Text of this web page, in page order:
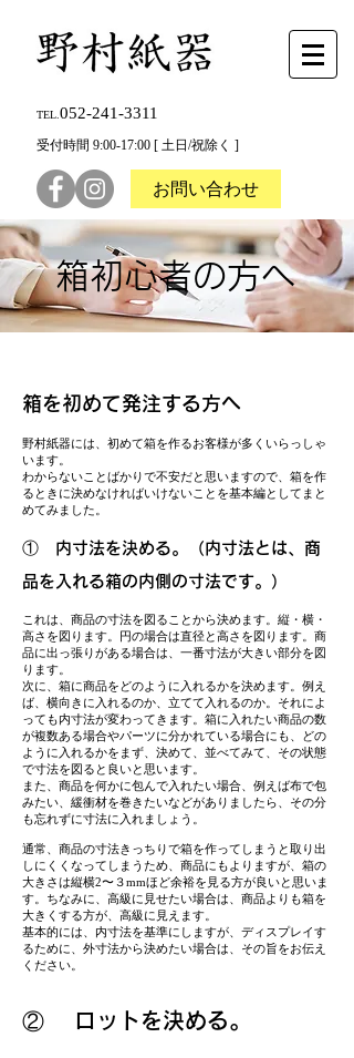
TEL. 052-241-3311
受付時間 9:00-17:00 [ 土日/祝除く ]
お問い合わせ
箱初心者の方へ
箱を初めて発注する方へ
野村紙器には、初めて箱を作るお客様が多くいらっしゃ
います。
わからないことばかりで不安だと思いますので、箱を作
るときに決めなければいけないことを基本編としてまと
めてみました。
① 内寸法を決める。（内寸法とは、商
品を入れる箱の内側の寸法です。）
これは、商品の寸法を図ることから決めます。縦・横・
高さを図ります。円の場合は直径と高さを図ります。商
品に出っ張りがある場合は、一番寸法が大きい部分を図
ります。
次に、箱に商品をどのように入れるかを決めます。例え
ば、横向きに入れるのか、立てて入れるのか。それによ
っても内寸法が変わってきます。箱に入れたい商品の数
が複数ある場合やパーツに分かれている場合にも、どの
ように入れるかをまず、決めて、並べてみて、その状態
で寸法を図ると良いと思います。
また、商品を何かに包んで入れたい場合、例えば布で包
みたい、緩衝材を巻きたいなどがありましたら、その分
も忘れずに寸法に入れましょう。
通常、商品の寸法きっちりで箱を作ってしまうと取り出
しにくくなってしまうため、商品にもよりますが、箱の
大きさは縦横2〜３mmほど余裕を見る方が良いと思いま
す。ちなみに、高級に見せたい場合は、商品よりも箱を
大きくする方が、高級に見えます。
基本的には、内寸法を基準にしますが、ディスプレイす
るために、外寸法から決めたい場合は、その旨をお伝え
ください。
② ロットを決める。